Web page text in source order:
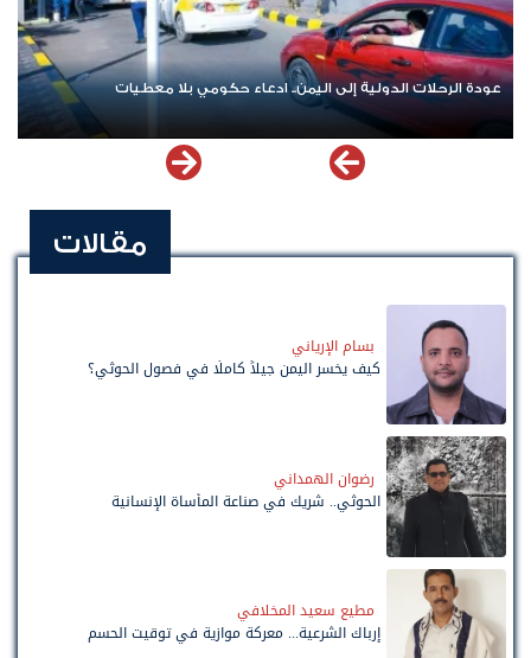
عودة الرحلات الدولية إلى اليمن.. ادعاء حكومي بلا معطيات
مقالات
بسام الإرياني
كيف يخسر اليمن جيلاً كاملًا في فصول الحوثي؟
رضوان الهمداني
الحوثي.. شريك في صناعة المأساة الإنسانية
مطيع سعيد المخلافي
إرباك الشرعية... معركة موازية في توقيت الحسم